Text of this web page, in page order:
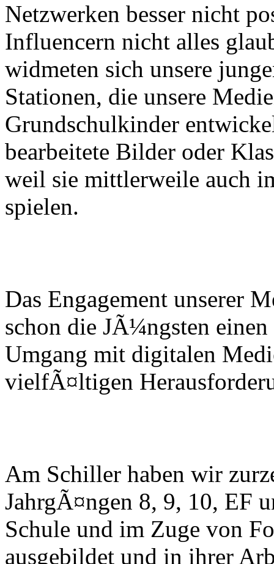
Netzwerken besser nicht
Influencern nicht alles
widmeten sich unsere
Stationen, die unsere
Grundschulkinder
bearbeitete Bilder oder
weil sie mittlerweile auch
spielen.
Das Engagement unserer
schon die JÃ¼ngsten
Umgang mit digitalen
vielfÃ¤ltigen
Am Schiller haben wir
JahrgÃ¤ngen 8, 9, 10, EF
Schule und im Zuge von
ausgebildet und in ihrer